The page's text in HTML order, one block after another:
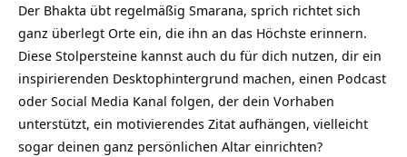
Der Bhakta übt regelmäßig Smarana, sprich richtet sich
ganz überlegt Orte ein, die ihn an das Höchste erinnern.
Diese Stolpersteine kannst auch du für dich nutzen, dir ein
inspirierenden Desktophintergrund machen, einen Podcast
oder Social Media Kanal folgen, der dein Vorhaben
unterstützt, ein motivierendes Zitat aufhängen, vielleicht
sogar deinen ganz persönlichen Altar einrichten?